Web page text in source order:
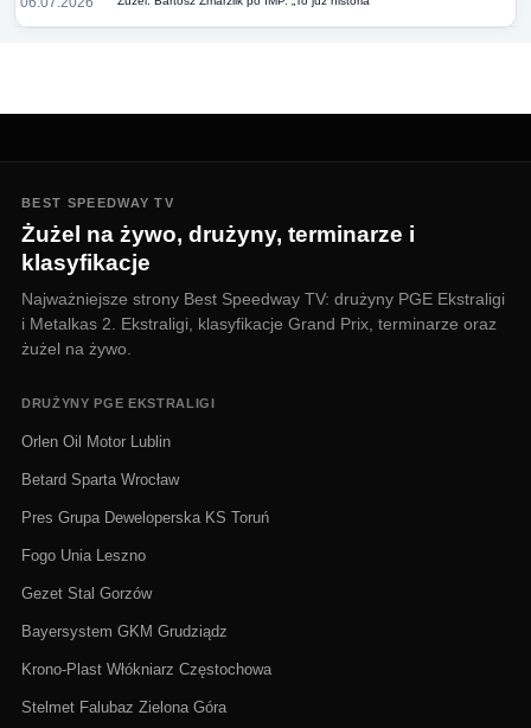
BEST SPEEDWAY TV
Żużel na żywo, drużyny, terminarze i
klasyfikacje
Najważniejsze strony Best Speedway TV: drużyny PGE Ekstraligi
i Metalkas 2. Ekstraligi, klasyfikacje Grand Prix, terminarze oraz
żużel na żywo.
DRUŻYNY PGE EKSTRALIGI
Orlen Oil Motor Lublin
Betard Sparta Wrocław
Pres Grupa Deweloperska KS Toruń
Fogo Unia Leszno
Gezet Stal Gorzów
Bayersystem GKM Grudziądz
Krono-Plast Włókniarz Częstochowa
Stelmet Falubaz Zielona Góra